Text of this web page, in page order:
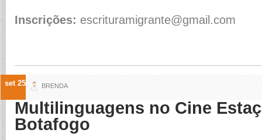
Inscrições: escrituramigrante@gmail.com
set 25 BRENDA
Multilinguagens no Cine
Botafogo